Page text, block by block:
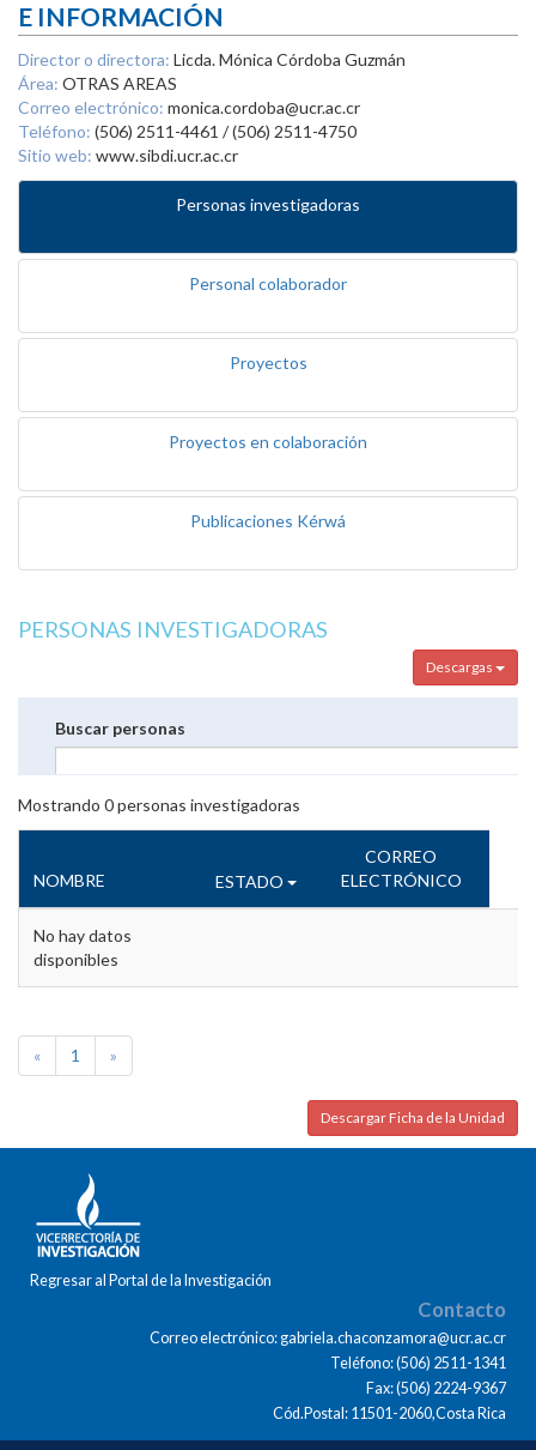
E INFORMACIÓN
Director o directora: Licda. Mónica Córdoba Guzmán
Área: OTRAS AREAS
Correo electrónico: monica.cordoba@ucr.ac.cr
Teléfono: (506) 2511-4461 / (506) 2511-4750
Sitio web: www.sibdi.ucr.ac.cr
Personas investigadoras
Personal colaborador
Proyectos
Proyectos en colaboración
Publicaciones Kérwá
PERSONAS INVESTIGADORAS
Descargas
Buscar personas
Mostrando 0personas investigadoras
NOMBRE ESTADO
CORREO
ELECTRÓNICO
No hay datos
disponibles
« 1 »
Descargar Ficha de la Unidad
Regresar al Portal de la Investigación
Contacto
Correo electrónico: gabriela.chaconzamora@ucr.ac.cr
Teléfono: (506) 2511-1341
Fax: (506) 2224-9367
Cód.Postal: 11501-2060,Costa Rica